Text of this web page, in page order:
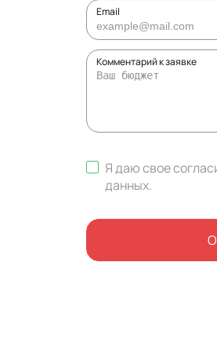
Email
Комментарий к заявке
Я даю свое
данных.